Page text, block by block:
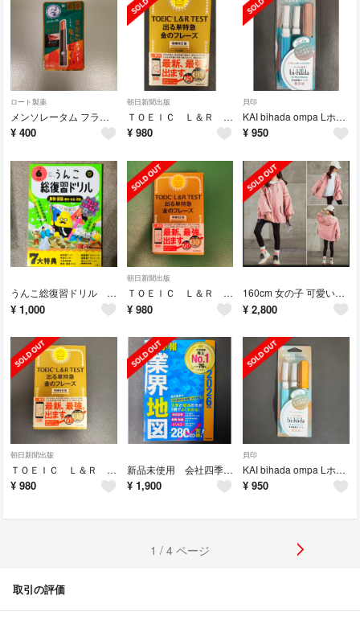
ロート製薬
メンソレータム フラッシュティントリップ オレンジ 2g ロート製薬
¥ 400
朝日新聞出版
ＴＯＥＩＣ Ｌ＆Ｒ ＴＥＳＴ出る単特急金のフレーズ 増補改訂版 2026年1月
¥ 980
貝印
KAI bihada ompa Lホルダー 替刃2個付 ブラウン/ターコイズ
¥ 950
うんこ総復習ドリル 小学６年生算数・国語・理科・社会
¥ 1,000
朝日新聞出版
ＴＯＥＩＣ Ｌ＆Ｒ ＴＥＳＴ出る単特急金のフレーズ 増補改訂版 2026年1月
¥ 980
160cm 女の子 可愛いコート 春秋用 ウインドブレーカー ピンク
¥ 2,800
朝日新聞出版
ＴＯＥＩＣ Ｌ＆Ｒ ＴＥＳＴ出る単特急金のフレーズ 増補改訂版 2026年1月
¥ 980
新品未使用 会社四季報 業界地図 2026年版 東洋経済新報社
¥ 1,900
貝印
KAI bihada ompa Lホルダー 替刃2個付 サンセット/スカイ
¥ 950
1 / 4 ページ
取引の評価